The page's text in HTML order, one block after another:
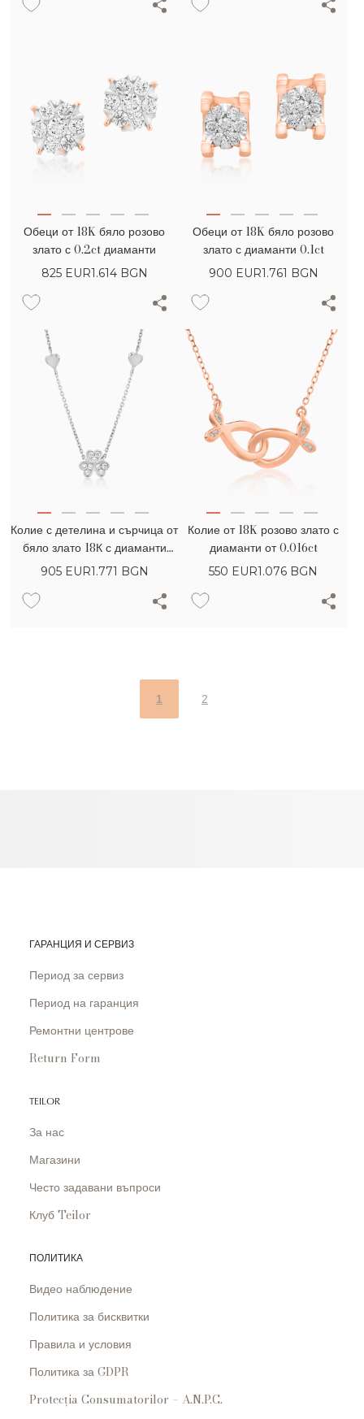
Обеци от 18K бяло розово
злато с 0.2ct диаманти
825 EUR1.614 BGN
Обеци от 18K бяло розово
злато с диаманти 0.1ct
900 EUR1.761 BGN
Колие с детелина и сърчица от
бяло злато 18К с диаманти
0.061гкт
905 EUR1.771 BGN
Колие от 18K розово злато с
диаманти от 0.016ct
550 EUR1.076 BGN
1 2
ГАРАНЦИЯ И СЕРВИЗ
Период за сервиз
Период на гаранция
Ремонтни центрове
Return Form
TEILOR
За нас
Магазини
Често задавани въпроси
Клуб Teilor
ПОЛИТИКА
Видео наблюдение
Политика за бисквитки
Правила и условия
Политика за GDPR
Protecția Consumatorilor – A.N.P.C.